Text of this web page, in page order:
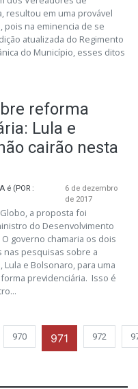
resultou em uma provável
pois na eminencia de se
atualizada do Regimento
do Município, esses ditos
reforma
Lula e
cairão nesta
é (POR :
6 de dezembro
de 2017
a proposta foi
do Desenvolvimento
O governo chamaria os dois
nas pesquisas sobre a
e Bolsonaro, para uma
previdenciária. Isso é
970 971 972